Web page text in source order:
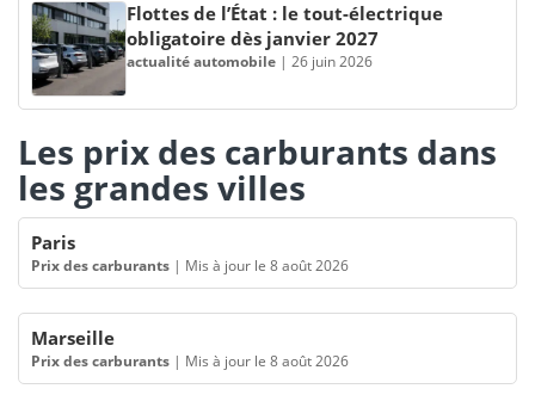
Flottes de l’État : le tout-électrique
obligatoire dès janvier 2027
actualité automobile | 26 juin 2026
Les prix des carburants dans
les grandes villes
Paris
Prix des carburants | Mis à jour le 8 août 2026
Marseille
Prix des carburants | Mis à jour le 8 août 2026